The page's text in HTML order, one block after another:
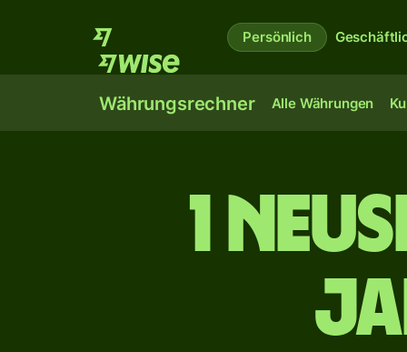
Persönlich
Währungsrechner Alle Währungen
1